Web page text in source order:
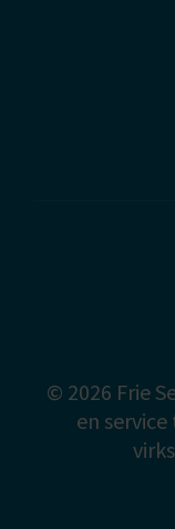
© 2026 Frie
en